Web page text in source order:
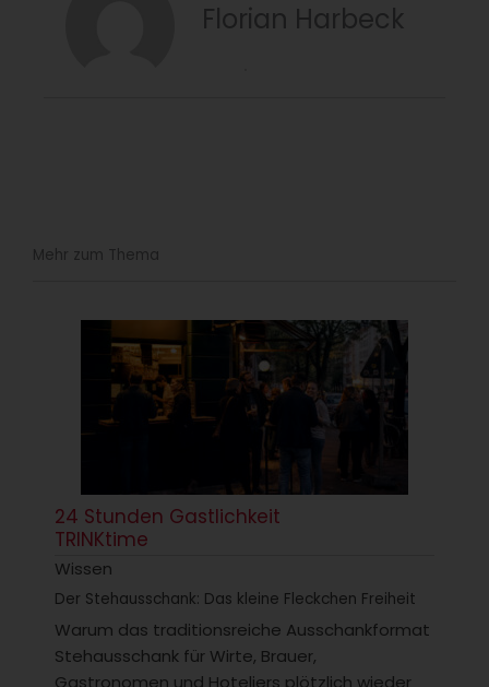
Florian Harbeck
Mehr zum Thema
24 Stunden Gastlichkeit
TRINKtime
Wissen
Der Stehausschank: Das kleine Fleckchen Freiheit
Warum das traditionsreiche Ausschankformat
Stehausschank für Wirte, Brauer,
Gastronomen und Hoteliers plötzlich wieder